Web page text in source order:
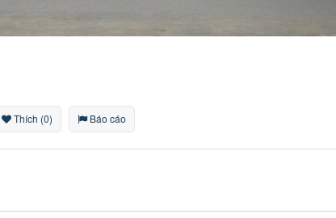
Thích (0) Báo cáo